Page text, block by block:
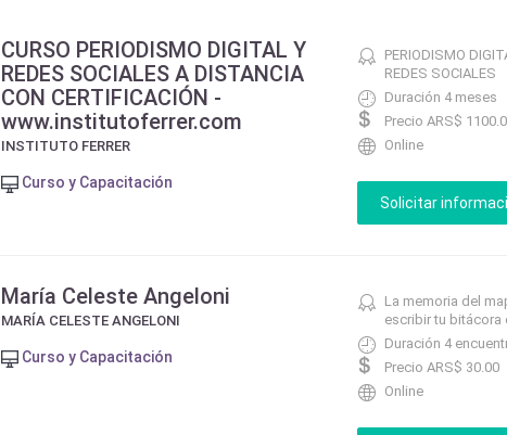
CURSO PERIODISMO DIGITAL Y
REDES SOCIALES A DISTANCIA
CON CERTIFICACIÓN -
www.institutoferrer.com
INSTITUTO FERRER
Curso y Capacitación
PERIODISMO
REDES SOCIALES
Duración 4 meses
Precio ARS$
Online
María Celeste Angeloni
MARÍA CELESTE ANGELONI
Curso y Capacitación
La memoria del
escribir tu bitácora
Duración 4
Precio ARS$ 30.00
Online